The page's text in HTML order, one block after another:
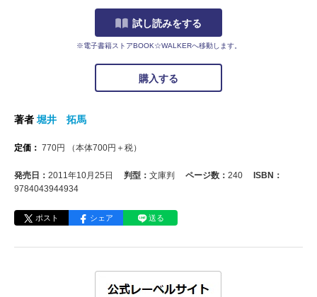
試し読みをする
※電子書籍ストアBOOK☆WALKERへ移動します。
購入する
著者 堀井 拓馬
定価： 770円 （本体700円＋税）
発売日： 2011年10月25日 判型： 文庫判 ページ数： 240
ISBN：
9784043944934
ポスト シェア 送る